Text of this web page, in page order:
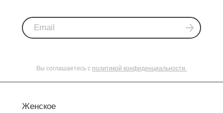
Вы соглашаетесь с политикой конфиденциальности.
Женское